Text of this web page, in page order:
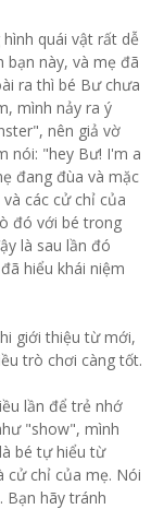
quái vật rất dễ
này, và mẹ đã
ra thì bé Bư chưa
mình nảy ra ý
nên giả vờ
nói: "hey Bư! I'm a
đang đùa và mặc
các cử chỉ của
đó với bé trong
là sau lần đó
hiểu khái niệm
giới thiệu từ mới,
trò chơi càng tốt.
lần để trẻ nhớ
"show", mình
bé tự hiểu từ
cử chỉ của mẹ. Nói
Bạn hãy tránh